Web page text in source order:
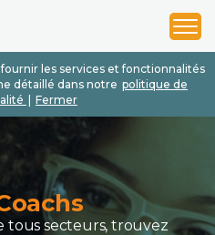
les services et fonctionnalités
détaillé dans notre politique de
Fermer
1
2
3
tous secteurs, trouvez